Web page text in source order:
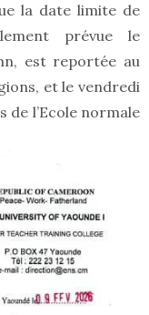
la date limite de
prévue le
est reportée au
et le vendredi
de l’Ecole normale